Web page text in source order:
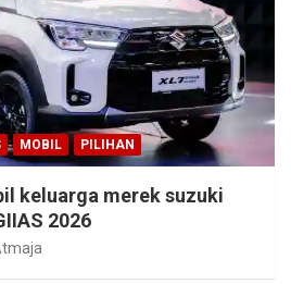
MOBIL PILIHAN
keluarga merek suzuki
2026